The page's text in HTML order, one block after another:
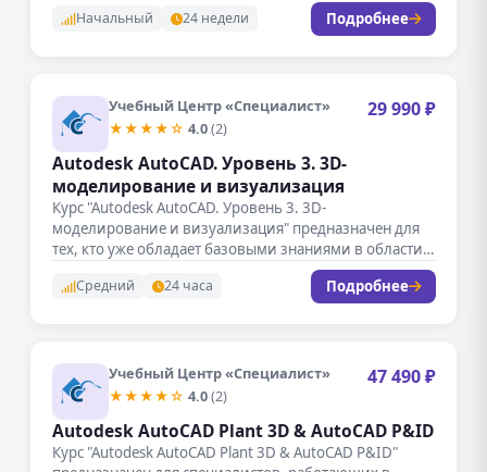
Начальный 24 недели Подробнее
Учебный Центр «Специалист»
★★★★☆ 4.0(2)
29 990 ₽
Autodesk AutoCAD. Уровень 3. 3D-
моделирование и визуализация
Курс "Autodesk AutoCAD. Уровень 3. 3D-
моделирование и визуализация" предназначен для
тех, кто уже обладает базовыми знаниями в области…
Средний 24 часа Подробнее
Учебный Центр «Специалист»
★★★★☆ 4.0(2)
47 490 ₽
Autodesk AutoCAD Plant 3D & AutoCAD P&ID
Курс "Autodesk AutoCAD Plant 3D & AutoCAD P&ID"